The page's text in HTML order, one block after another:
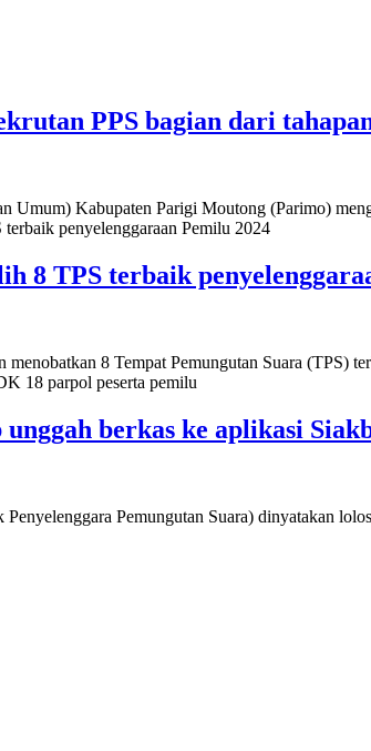
PPS bagian dari
Kabupaten Parigi Moutong (Parimo)
8 TPS terbaik
8 Tempat Pemungutan Suara (TPS)
berkas ke aplikasi
Pemungutan Suara) dinyatakan